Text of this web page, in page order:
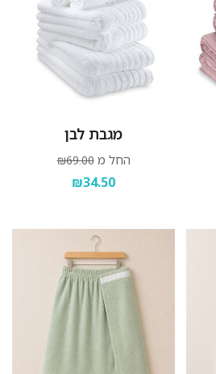
מגבת לבן
החל מ ₪69.00
₪34.50